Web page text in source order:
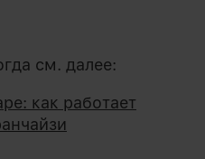
см. далее:
как работает